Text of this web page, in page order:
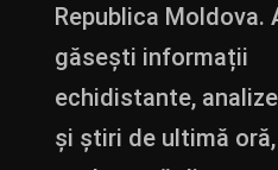
Republica Moldova.
găsești informații
echidistante,
și știri de ultimă